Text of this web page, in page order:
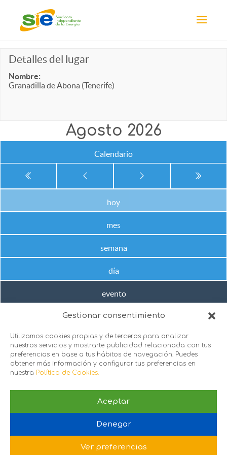
Gestionar consentimiento
Utilizamos cookies propias y de terceros para analizar
nuestros servicios y mostrarte publicidad relacionada con tus
preferencias en base a tus hábitos de navegación. Puedes
obtener más información y configurar tus preferencias en
nuestra Política de Cookies.
Aceptar
Denegar
Ver preferencias
Detalles del lugar
Nombre:
Granadilla de Abona (Tenerife)
Agosto 2026
Calendario
hoy
mes
semana
día
evento
C/ Santa Engracia 151, 1º puerta 2 y 3, 28003. Madrid
Política de Privacidad
Política de Cookies